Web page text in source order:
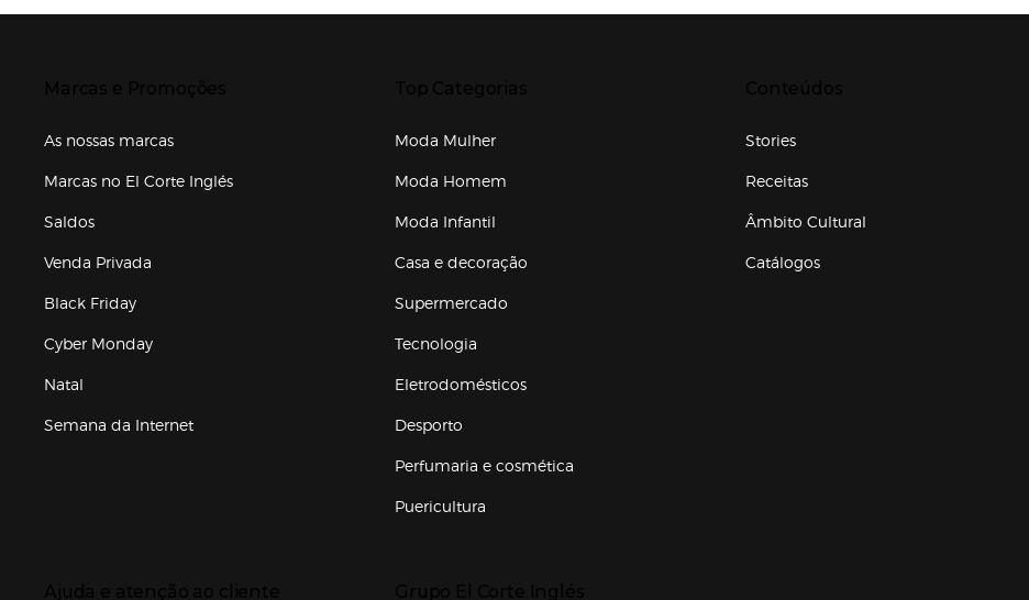
As nossas marcas
Marcas no El Corte Inglés
Saldos
Venda Privada
Black Friday
Cyber Monday
Natal
Semana da Internet
Moda Mulher
Moda Homem
Moda Infantil
Casa e decoração
Supermercado
Tecnologia
Eletrodomésticos
Desporto
Perfumaria e cosmética
Puericultura
Stories
Receitas
Âmbito Cultural
Catálogos